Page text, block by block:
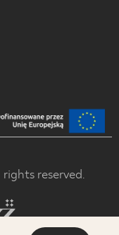
reserved.